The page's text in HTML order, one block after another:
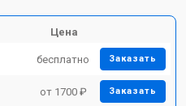
Цена
бесплатно Заказать
от 1700 ₽ Заказать